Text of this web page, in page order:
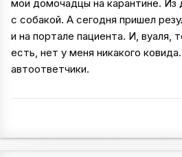
мои домочадцы на карантине.
с собакой. А сегодня пришел
и на портале пациента. И, вуаля,
есть, нет у меня никакого
автоответчики.